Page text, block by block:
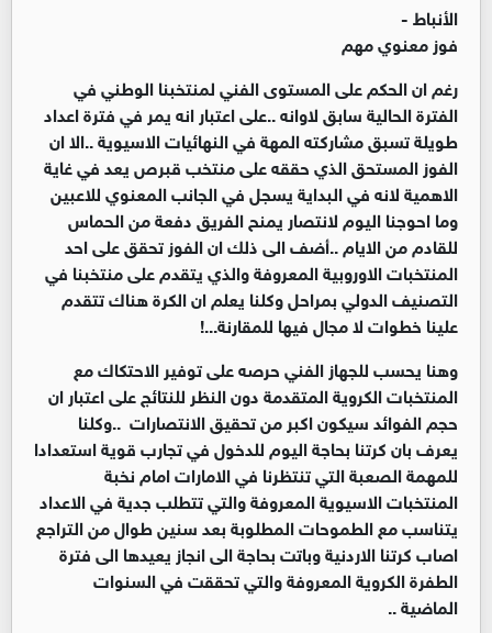
الأنباط -
فوز معنوي مهم
رغم ان الحكم على المستوى الفني لمنتخبنا الوطني في
الفترة الحالية سابق لاوانه ..على اعتبار انه يمر في فترة اعداد
طويلة تسبق مشاركته المهة في النهائيات الاسيوية ..الا ان
الفوز المستحق الذي حققه على منتخب قبرص يعد في غاية
الاهمية لانه في البداية يسجل في الجانب المعنوي للاعبين
وما احوجنا اليوم لانتصار يمنح الفريق دفعة من الحماس
للقادم من الايام ..أضف الى ذلك ان الفوز تحقق على احد
المنتخبات الاوروبية المعروفة والذي يتقدم على منتخبنا في
التصنيف الدولي بمراحل وكلنا يعلم ان الكرة هناك تتقدم
علينا خطوات لا مجال فيها للمقارنة...!
وهنا يحسب للجهاز الفني حرصه على توفير الاحتكاك مع
المنتخبات الكروية المتقدمة دون النظر للنتائج على اعتبار ان
حجم الفوائد سيكون اكبر من تحقيق الانتصارات ..وكلنا
يعرف بان كرتنا بحاجة اليوم للدخول في تجارب قوية استعدادا
للمهمة الصعبة التي تنتظرنا في الامارات امام نخبة
المنتخبات الاسيوية المعروفة والتي تتطلب جدية في الاعداد
يتناسب مع الطموحات المطلوبة بعد سنين طوال من التراجع
اصاب كرتنا الاردنية وباتت بحاجة الى انجاز يعيدها الى فترة
الطفرة الكروية المعروفة والتي تحققت في السنوات
الماضية ..